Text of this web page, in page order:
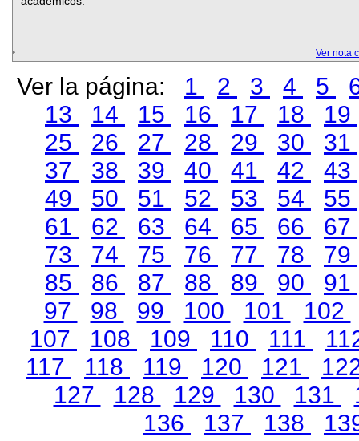
Ver nota
Ver la página: 1 2 3 4 5
13
14 15 16 17 18
19
25
26 27 28 29 30
31
37
38 39 40 41 42
43
49
50 51 52 53 54
55
61
62 63 64 65 66
67
73
74 75 76 77 78
79
85
86 87 88 89 90
91
97
98 99 100 101
102
107
108 109 110 111
117
118 119 120 121
127
128 129 130 131
136
137 138